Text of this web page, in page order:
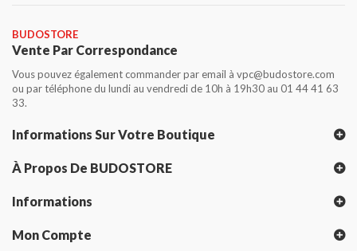
BUDOSTORE
Vente Par Correspondance
Vous pouvez également commander par email à vpc@budostore.com
ou par téléphone du lundi au vendredi de 10h à 19h30 au 01 44 41 63
33.
Informations Sur Votre Boutique
À Propos De BUDOSTORE
Informations
Mon Compte